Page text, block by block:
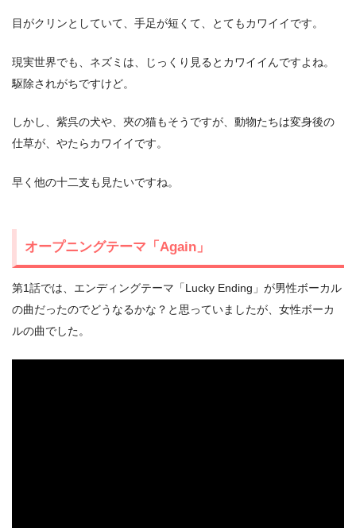
目がクリンとしていて、手足が短くて、とてもカワイイです。
現実世界でも、ネズミは、じっくり見るとカワイイんですよね。
駆除されがちですけど。
しかし、紫呉の犬や、夾の猫もそうですが、動物たちは変身後の
仕草が、やたらカワイイです。
早く他の十二支も見たいですね。
オープニングテーマ「Again」
第1話では、エンディングテーマ「Lucky Ending」が男性ボーカル
の曲だったのでどうなるかな？と思っていましたが、女性ボーカ
ルの曲でした。